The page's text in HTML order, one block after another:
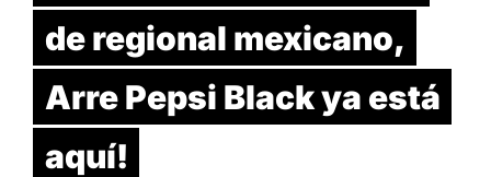
de regional mexicano,
Arre Pepsi Black ya está
aquí!